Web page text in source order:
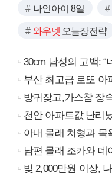
나인아이 8일
와우넷 오늘장전략
30cm 남성의 고백: “
부산 최고급 로또 아
방귀잦고,가스참 장
천안 아파트값 난리
아내 몰래 처형과 목
남편 몰래 조카와 데
빚 2,000만원 이상,